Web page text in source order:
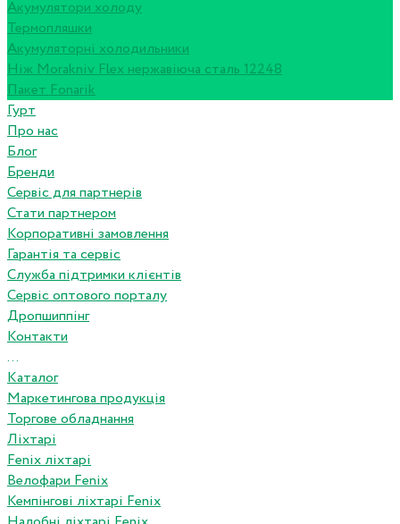
Акумулятори холоду
Термопляшки
Акумуляторні холодильники
Ніж Morakniv Flex нержавіюча сталь 12248
Пакет Fonarik
Гурт
Про нас
Блог
Бренди
Сервіс для партнерів
Стати партнером
Корпоративні замовлення
Гарантія та сервіс
Служба підтримки клієнтів
Сервіс оптового порталу
Дропшиппінг
Контакти
...
Каталог
Маркетингова продукція
Торгове обладнання
Ліхтарі
Fenix ліхтарі
Велофари Fenix
Кемпінгові ліхтарі Fenix